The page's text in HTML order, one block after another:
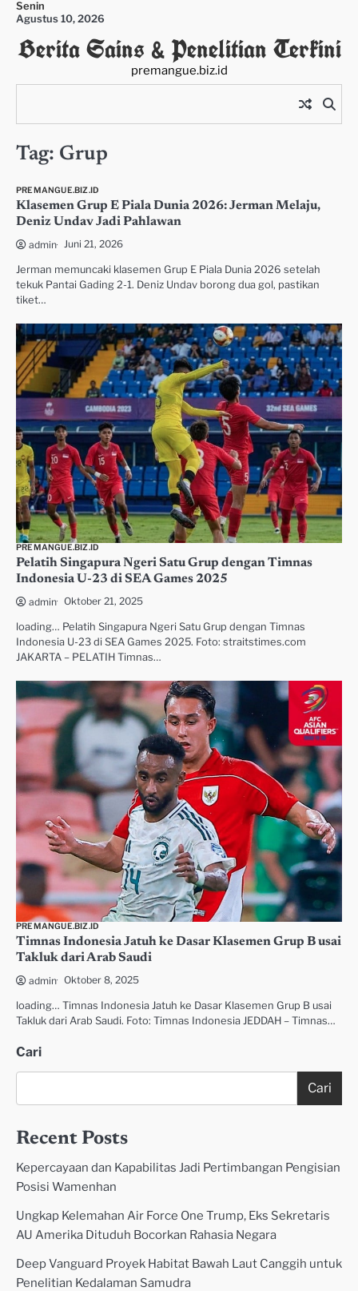
Skip
content
Senin
Agustus 10, 2026
Berita Sains & Penelitian Terkini
premangue.biz.id
Tag: Grup
PREMANGUE.BIZ.ID
Klasemen Grup E Piala Dunia 2026: Jerman Melaju,
Deniz Undav Jadi Pahlawan
admin Juni 21, 2026
Jerman memuncaki klasemen Grup E Piala Dunia 2026 setelah
tekuk Pantai Gading 2-1. Deniz Undav borong dua gol, pastikan
tiket…
PREMANGUE.BIZ.ID
Pelatih Singapura Ngeri Satu Grup dengan Timnas
Indonesia U-23 di SEA Games 2025
admin Oktober 21, 2025
loading… Pelatih Singapura Ngeri Satu Grup dengan Timnas
Indonesia U-23 di SEA Games 2025. Foto: straitstimes.com
JAKARTA – PELATIH Timnas…
PREMANGUE.BIZ.ID
Timnas Indonesia Jatuh ke Dasar Klasemen Grup B usai
Takluk dari Arab Saudi
admin Oktober 8, 2025
loading… Timnas Indonesia Jatuh ke Dasar Klasemen Grup B usai
Takluk dari Arab Saudi. Foto: Timnas Indonesia JEDDAH – Timnas…
Cari
Cari
Recent Posts
Kepercayaan dan Kapabilitas Jadi Pertimbangan Pengisian
Posisi Wamenhan
Ungkap Kelemahan Air Force One Trump, Eks Sekretaris
AU Amerika Dituduh Bocorkan Rahasia Negara
Deep Vanguard Proyek Habitat Bawah Laut Canggih untuk
Penelitian Kedalaman Samudra